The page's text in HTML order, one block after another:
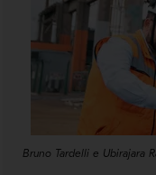
Bruno Tardelli e Ubirajara